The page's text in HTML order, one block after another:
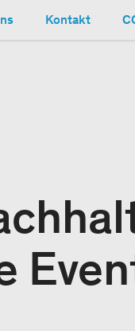
Kontakt